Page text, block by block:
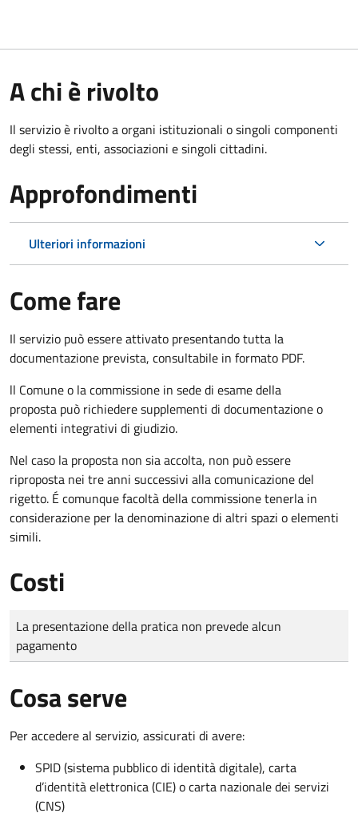
A chi è rivolto
Il servizio è rivolto a organi istituzionali o singoli componenti
degli stessi, enti, associazioni e singoli cittadini.
Approfondimenti
Ulteriori informazioni
Come fare
Il servizio può essere attivato presentando tutta la
documentazione prevista, consultabile in formato PDF.
ll Comune o la commissione in sede di esame della
proposta può richiedere supplementi di documentazione o
elementi integrativi di giudizio.
Nel caso la proposta non sia accolta, non può essere
riproposta nei tre anni successivi alla comunicazione del
rigetto. É comunque facoltà della commissione tenerla in
considerazione per la denominazione di altri spazi o elementi
simili.
Costi
Tipo di pagamento
Importo
La presentazione della pratica non prevede alcun
pagamento
Cosa serve
Per accedere al servizio, assicurati di avere:
SPID (sistema pubblico di identità digitale), carta
d’identità elettronica (CIE) o carta nazionale dei servizi
(CNS)